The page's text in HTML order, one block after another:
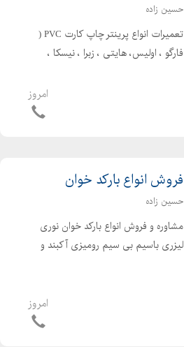
حسین زاده
تعمیرات انواع پرینتر چاپ کارت PVC (
فارگو ، اولیس، هایتی ، زبرا ، نیسکا ،
بارکد ( بیکسلون، بیانگ، TSC ، زبرا، سوو،
امروز
فروش انواع بارکد خوان
حسین زاده
مشاوره و فروش انواع بارکد خوان نوری
لیزری باسیم بی سیم رومیزی آکبند و
رستورانها ، و تمامی مشاغلی که نیاز بهامروز